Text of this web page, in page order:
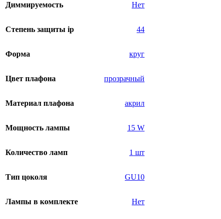
Диммируемость Нет
Степень защиты ip 44
Форма круг
Цвет плафона прозрачный
Материал плафона акрил
Мощность лампы 15 W
Количество ламп 1 шт
Тип цоколя GU10
Лампы в комплекте Нет